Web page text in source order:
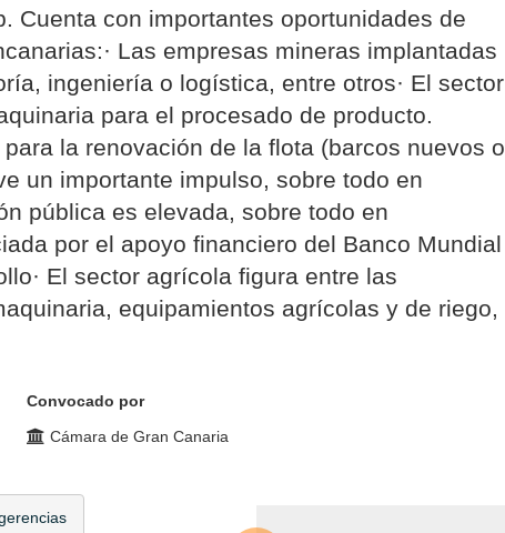
Cuenta con importantes oportunidades de
Las empresas mineras implantadas
ingeniería o logística, entre otros· El sector
para el procesado de producto.
la renovación de la flota (barcos nuevos o
un importante impulso, sobre todo en
pública es elevada, sobre todo en
por el apoyo financiero del Banco Mundial
El sector agrícola figura entre las
equipamientos agrícolas y de riego,
Convocado por
Cámara de Gran Canaria